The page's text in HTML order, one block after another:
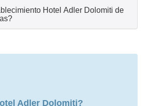
Hotel Adler Dolomiti de
Adler Dolomiti?